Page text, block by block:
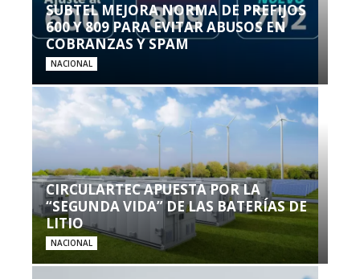
SUBTEL MEJORA NORMA DE PREFIJOS
600 Y 809 PARA EVITAR ABUSOS EN
COBRANZAS Y SPAM
NACIONAL
CIRCULARTEC APUESTA POR LA
“SEGUNDA VIDA” DE LAS BATERÍAS DE
LITIO
NACIONAL